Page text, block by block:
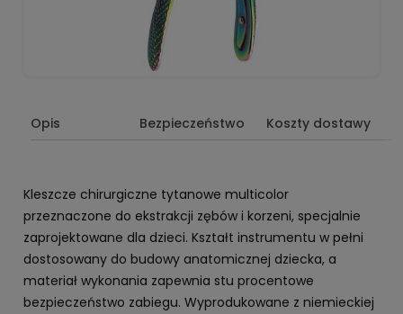
Opis Bezpieczeństwo Koszty dostawy
Kleszcze chirurgiczne tytanowe multicolor
przeznaczone do ekstrakcji zębów i korzeni, specjalnie
zaprojektowane dla dzieci. Kształt instrumentu w pełni
dostosowany do budowy anatomicznej dziecka, a
materiał wykonania zapewnia stu procentowe
bezpieczeństwo zabiegu. Wyprodukowane z niemieckiej